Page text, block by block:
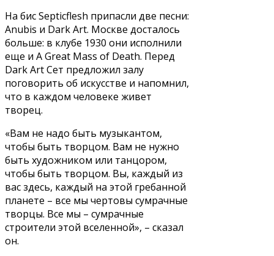
На бис Septicflesh припасли две песни:
Anubis и Dark Art. Москве досталось
больше: в клубе 1930 они исполнили
еще и A Great Mass of Death. Перед
Dark Art Сет предложил залу
поговорить об искусстве и напомнил,
что в каждом человеке живет
творец.
«Вам не надо быть музыкантом,
чтобы быть творцом. Вам не нужно
быть художником или танцором,
чтобы быть творцом. Вы, каждый из
вас здесь, каждый на этой гребанной
планете – все мы чертовы сумрачные
творцы. Все мы – сумрачные
строители этой вселенной», – сказал
он.